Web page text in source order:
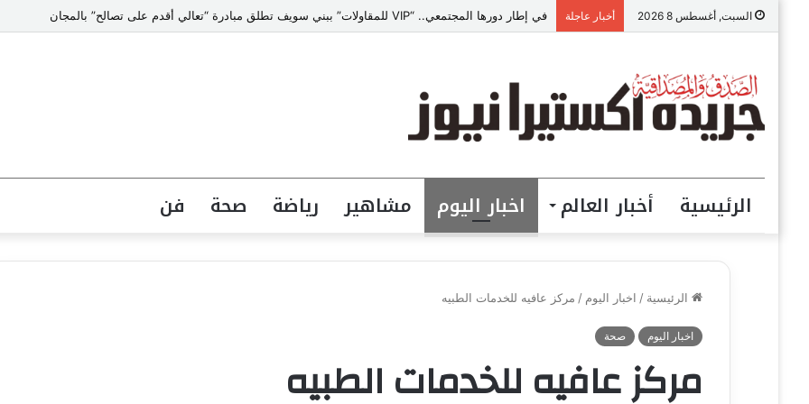
السبت, أغسطس 8 2026 أخبار عاجلة في إطار دورها المجتمعي.. “VIP للمقاولات” ببني سويف تطلق مبادرة “تعالي أقدم على تصالح” بالمجان
الرئيسية أخبار العالم اخبار اليوم مشاهير رياضة صحة فن
الرئيسية / اخبار اليوم / مركز عافيه للخدمات الطبيه
اخبار اليوم صحة
مركز عافيه للخدمات الطبيه